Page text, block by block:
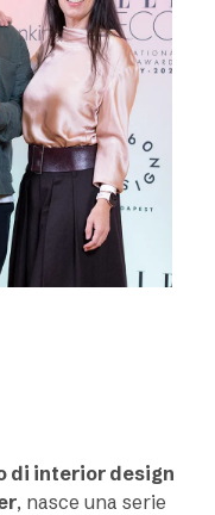
di interior design
, nasce una serie